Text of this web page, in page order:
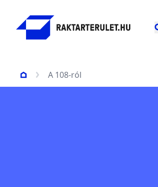
A 108-ról